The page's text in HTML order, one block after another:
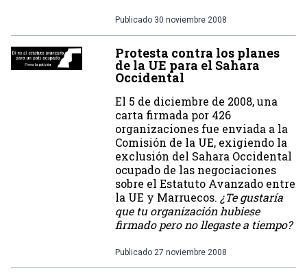
Publicado 30 noviembre 2008
Protesta contra los planes
de la UE para el Sahara
Occidental
El 5 de diciembre de 2008, una
carta firmada por 426
organizaciones fue enviada a la
Comisión de la UE, exigiendo la
exclusión del Sahara Occidental
ocupado de las negociaciones
sobre el Estatuto Avanzado entre
la UE y Marruecos. ¿Te gustaría
que tu organización hubiese
firmado pero no llegaste a tiempo?
Publicado 27 noviembre 2008